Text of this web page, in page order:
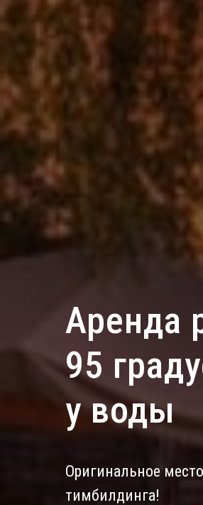
Аренда
95
у воды
Оригинальное
тимбилдинга!